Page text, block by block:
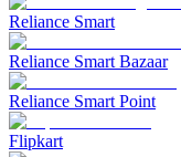
Reliance Smart
Reliance Smart Bazaar
Reliance Smart Point
Flipkart